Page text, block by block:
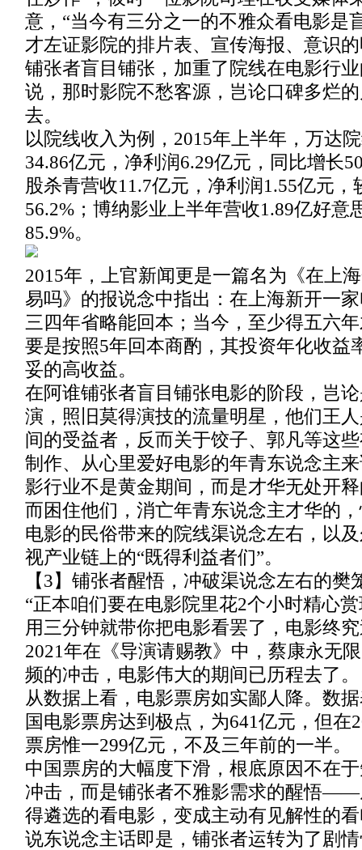
意，“当今有三分之一的不雅众看电影是
才左证影院的排片表、宣传海报、意识
铺张者盲目铺张，加重了院线在电影行
说，那时影院不愁客源，岂论口碑多烂
去。
以院线收入为例，2015年上半年，万达
34.86亿元，净利润6.29亿元，同比增长
股杀青营收11.7亿元，净利润1.55亿元，
56.2%；博纳影业上半年营收1.89亿好意
85.9%。
2015年，上官新闻更是一篇名为《在上
易吗》的报说念中指出：在上海新开一
三四年省略能回本；当今，至少得五六
要是按照5年回本商酌，其投资年化收益
妥的高收益。
在阿谁铺张者盲目铺张电影的阶段，岂
演，照旧莫得演技的流量明星，他们王
间的受益者，反而关于饺子、郭凡等这
制作、从心里爱好电影的年青东说念主
影行业不是黄金期间，而是才华无处开
而困住他们，消亡年青东说念主才华的
电影的民俗带来的院线渠说念左右，以
视产业链上的“既得利益者们”。
【3】铺张者醒悟，冲破渠说念左右的樊
“正本咱们要在电影院里花2个小时精心
用三分钟就带你把电影看罢了，电影终
2021年在《导演请赐教》中，蔡康永无
频的冲击，电影伟大的期间已历程去了。
从数据上看，电影票房如实鄙人降。数
国电影票房达到极点，为641亿元，但在
票房惟一299亿元，不及三年前的一半。
中国票房的大幅度下滑，根底原因不在
冲击，而是铺张者不雅影需求的醒悟——
得遴选的看电影，变成主动有见解性的
说东说念主话即是，铺张者运转为了剧